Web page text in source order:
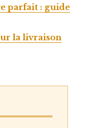
parfait : guide
la livraison